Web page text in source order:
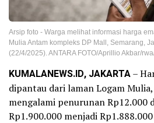
Arsip foto - Warga melihat informasi harga
Mulia Antam kompleks DP Mall, Semarang,
(22/4/2025). ANTARA FOTO/Aprillio Akbar/
KUMALANEWS.ID, JAKARTA–
dipantau dari laman Logam
mengalami penurunan Rp12.000
Rp1.900.000 menjadi